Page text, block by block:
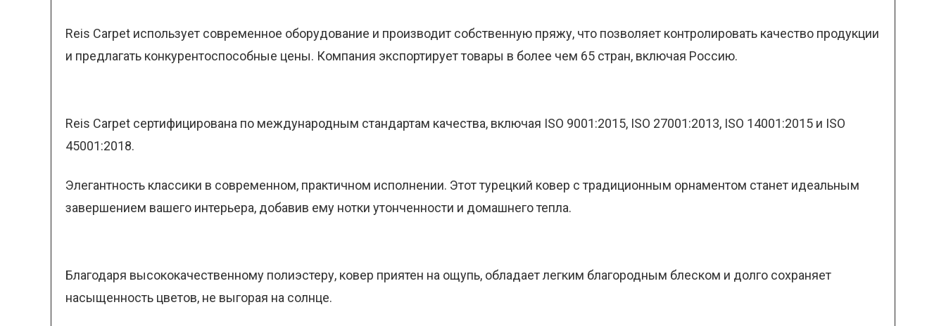
Reis Carpet использует современное оборудование и производит собственную пряжу, что позволяет контролировать качество продукции
и предлагать конкурентоспособные цены. Компания экспортирует товары в более чем 65 стран, включая Россию.
Reis Carpet сертифицирована по международным стандартам качества, включая ISO 9001:2015, ISO 27001:2013, ISO 14001:2015 и ISO
45001:2018.
Элегантность классики в современном, практичном исполнении. Этот турецкий ковер с традиционным орнаментом станет идеальным
завершением вашего интерьера, добавив ему нотки утонченности и домашнего тепла.
Благодаря высококачественному полиэстеру, ковер приятен на ощупь, обладает легким благородным блеском и долго сохраняет
насыщенность цветов, не выгорая на солнце.